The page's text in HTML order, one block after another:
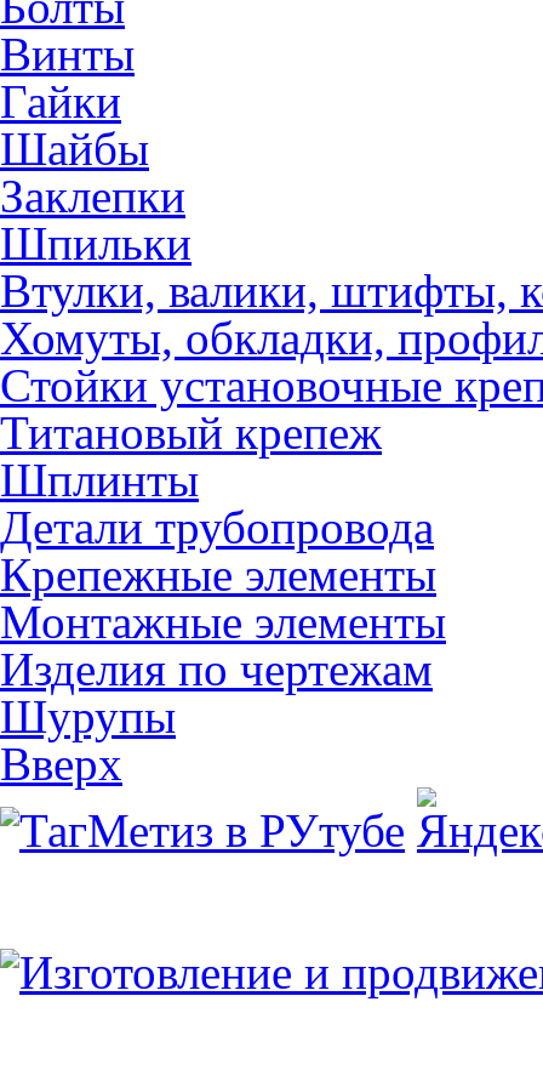
Винты
Гайки
Шайбы
Заклепки
Шпильки
Втулки, валики, штифты,
Хомуты, обкладки,
Стойки установочные
Титановый крепеж
Шплинты
Детали трубопровода
Крепежные элементы
Монтажные элементы
Изделия по чертежам
Шурупы
Вверх